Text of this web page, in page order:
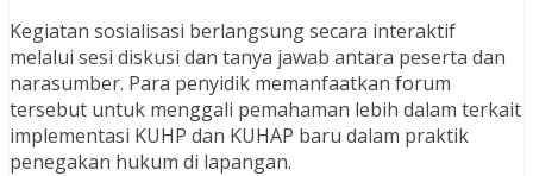
Kegiatan sosialisasi berlangsung secara interaktif
melalui sesi diskusi dan tanya jawab antara peserta dan
narasumber. Para penyidik memanfaatkan forum
tersebut untuk menggali pemahaman lebih dalam terkait
implementasi KUHP dan KUHAP baru dalam praktik
penegakan hukum di lapangan.